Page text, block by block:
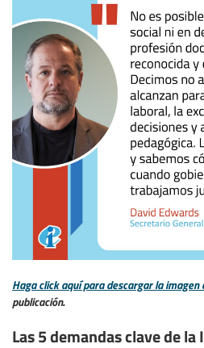
Haga click aquí para descargar la imagen
publicación.
Las 5 demandas clave de la